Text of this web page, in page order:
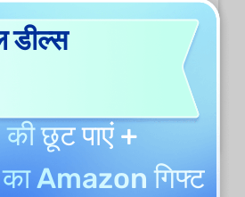
छूटपाएं +
Amazon गिफ्ट